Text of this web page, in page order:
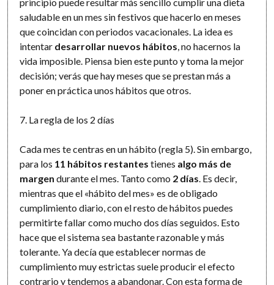
saludable en un mes sin festivos que hacerlo en meses
que coincidan con periodos vacacionales. La idea es
intentar desarrollar nuevos hábitos , no hacernos la
vida imposible. Piensa bien este punto y toma la mejor
decisión; verás que hay meses que se prestan más a
poner en práctica unos hábitos que otros.
7. La regla de los 2 días
Cada mes te centras en un hábito (regla 5). Sin embargo,
para los 11 hábitos restantes tienes algo más de
margen durante el mes. Tanto como 2 días . Es decir,
mientras que el «hábito del mes» es de obligado
cumplimiento diario, con el resto de hábitos puedes
permitirte fallar como mucho dos días seguidos. Esto
hace que el sistema sea bastante razonable y más
tolerante. Ya decía que establecer normas de
cumplimiento muy estrictas suele producir el efecto
contrario y tendemos a abandonar. Con esta forma de